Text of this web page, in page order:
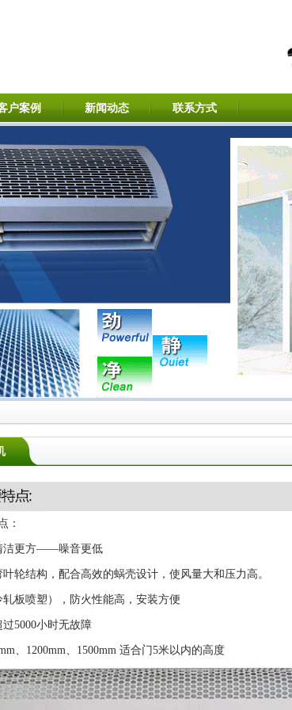
户案例 新闻动态 联系方式
：
洁更方——噪音更低
轮结构，配合高效的蜗壳设计，使风量大和压力高。
板喷塑），防火性能高，安装方便
5000小时无故障
、1200mm、1500mm 适合门5米以内的高度